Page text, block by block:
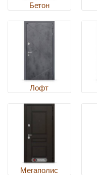
Бетон
Лофт
Мегаполис